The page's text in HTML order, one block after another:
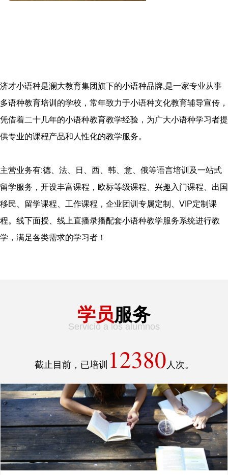
济才小语种是澜大教育集团旗下的小语种品牌,是一家专业从事
多语种教育培训的学校，常年致力于小语种文化教育辅导宣传，
凭借着二十几年的小语种教育教学经验，为广大小语种学习者提
供专业的课程产品和人性化的教学服务。
主营业务有:德、法、日、西、韩、意、俄等语言培训及一站式
留学服务，开设丰富课程，欧标等级课程、兴趣入门课程、出国
移民、留学课程、工作课程，企业团训专属定制、VIP定制课
程。线下面授、线上直播录播配套小语种教学服务系统进行教
学，满足各类需求的学习者！
截止目前，已培训 12380 人次。
学员服务
Servicio a los alumnos